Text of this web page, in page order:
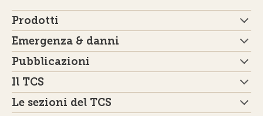
Prodotti
Emergenza & danni
Pubblicazioni
Il TCS
Le sezioni del TCS